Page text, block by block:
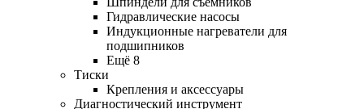
Гидравлические насосы
Индукционные нагреватели для
подшипников
Ещё 8
Тиски
Крепления и аксессуары
Диагностический инструмент